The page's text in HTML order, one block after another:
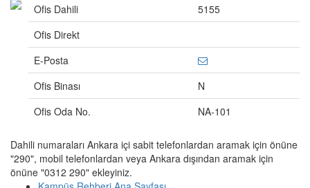
Ofis Dahili
5155
Ofis Direkt
E-Posta
Ofis Binası
N
Ofis Oda No.
NA-101
Dahili numaraları Ankara içi sabit telefonlardan aramak için önüne
"290", mobil telefonlardan veya Ankara dışından aramak için
önüne "0312 290" ekleyiniz.